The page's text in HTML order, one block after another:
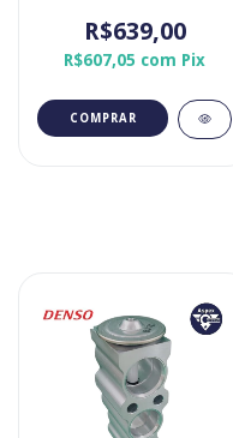
MICRO-ÔNIBUS COM
SISTEMA DENSO SD8 /
SD8i
R$639,00
R$607,05 com Pix